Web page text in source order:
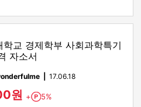
학교 경제학부 사회과학특기
자소서
17.06.18
원 + Point
5%